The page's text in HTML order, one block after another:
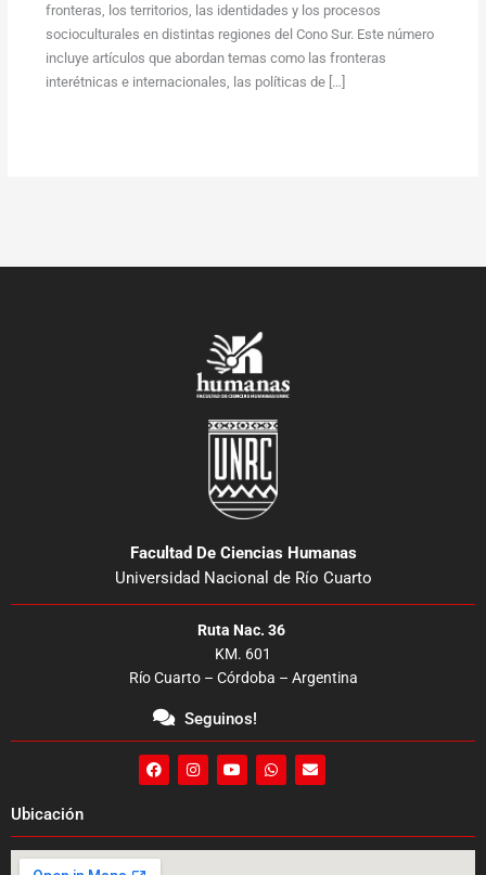
fronteras, los territorios, las identidades y los procesos
socioculturales en distintas regiones del Cono Sur. Este número
incluye artículos que abordan temas como las fronteras
interétnicas e internacionales, las políticas de […]
Ubicación
Facultad De Ciencias Humanas
Universidad Nacional de Río Cuarto
Ruta Nac. 36
KM. 601
Río Cuarto – Córdoba – Argentina
Seguinos!
F
a
o
o
I
n
g
r
Y
o
b
e
W
h
a
p
E
n
o
p